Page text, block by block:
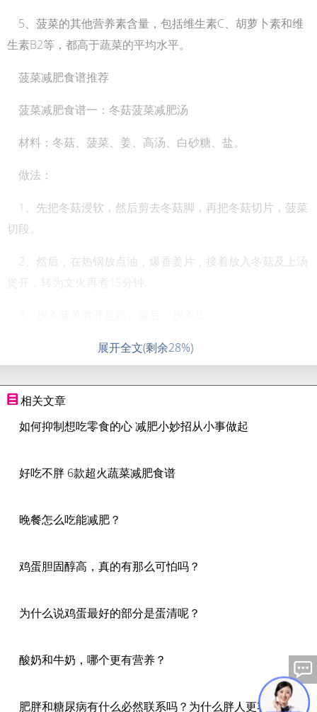
5、菠菜的其他营养素含量，包括维生素C、胡萝卜素和维
生素B2等，都高于蔬菜的平均水平。
菠菜减肥食谱推荐
菠菜减肥食谱一：冬菇菠菜减肥汤
材料：冬菇、菠菜、姜、高汤、白砂糖、盐。
做法：
1、先把冬菇浸软，然后剪去冬菇脚，再把冬菇切片，菠菜
切段。
2、然后，在热锅放点油，爆香姜片，接着放入冬菇及上汤
展开全文(剩余28%)
相关文章
如何抑制想吃零食的心 减肥小妙招从小事做起
好吃不胖 6款超火蔬菜减肥食谱
晚餐怎么吃能减肥？
鸡蛋胆固醇高，真的有那么可怕吗？
为什么说鸡蛋最好的部分是蛋清呢？
酸奶和牛奶，哪个更有营养？
肥胖和糖尿病有什么必然联系吗？为什么胖人更容易的